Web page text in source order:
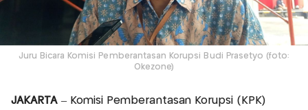
Juru Bicara Komisi Pemberantasan Korupsi Budi Prasetyo (foto:
Okezone)
JAKARTA– Komisi Pemberantasan Korupsi (KPK)